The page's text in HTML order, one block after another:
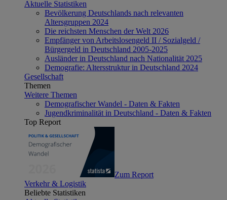
Aktuelle Statistiken
Bevölkerung Deutschlands nach relevanten
Altersgruppen 2024
Die reichsten Menschen der Welt 2026
Empfänger von Arbeitslosengeld II / Sozialgeld /
Bürgergeld in Deutschland 2005-2025
Ausländer in Deutschland nach Nationalität 2025
Demografie: Altersstruktur in Deutschland 2024
Gesellschaft
Themen
Weitere Themen
Demografischer Wandel - Daten & Fakten
Jugendkriminalität in Deutschland - Daten & Fakten
Top Report
Zum Report
Verkehr & Logistik
Beliebte Statistiken